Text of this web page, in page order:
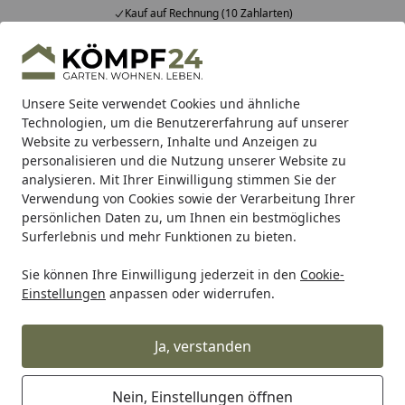
Unsere Seite verwendet Cookies und ähnliche
Technologien, um die Benutzererfahrung auf unserer
Website zu verbessern, Inhalte und Anzeigen zu
personalisieren und die Nutzung unserer Website zu
analysieren. Mit Ihrer Einwilligung stimmen Sie der
Verwendung von Cookies sowie der Verarbeitung Ihrer
persönlichen Daten zu, um Ihnen ein bestmögliches
Surferlebnis und mehr Funktionen zu bieten.
Sie können Ihre Einwilligung jederzeit in den Cookie-
Einstellungen anpassen oder widerrufen.
Ja, verstanden
Nein, Einstellungen öffnen
Kauf auf Rechnung (10 Zahlarten)
Alle Produkte
Mein Konto
Suchen
Startseite
Meister Meister Leisten Meister Fußleisten
MEISTER Fußleiste Profil 3 PK Eiche
Optik gelaugt 1045 für
Parkettböden - 2380 x 60 x 20 mm